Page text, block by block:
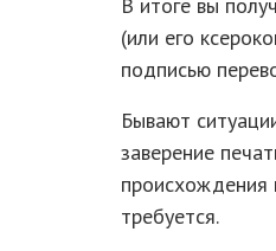
(или его
подписью
Бывают
заверение
происхождения
требуется.